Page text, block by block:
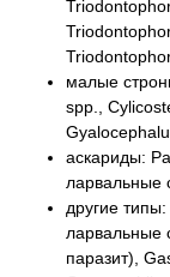
малые
spp.,
аскариды:
ларвальные
другие
ларвальные
паразит),